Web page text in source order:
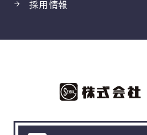
採用情報